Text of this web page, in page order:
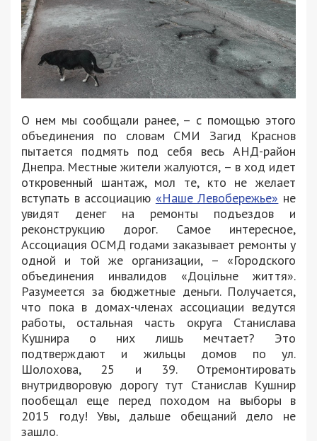
О нем мы сообщали ранее, – с помощью этого
объединения по словам СМИ Загид Краснов
пытается подмять под себя весь АНД-район
Днепра. Местные жители жалуются, – в ход идет
откровенный шантаж, мол те, кто не желает
вступать в ассоциацию «Наше Левобережье» не
увидят денег на ремонты подъездов и
реконструкцию дорог. Самое интересное,
Ассоциация ОСМД годами заказывает ремонты у
одной и той же организации, – «Городского
объединения инвалидов «Доцільне життя».
Разумеется за бюджетные деньги. Получается,
что пока в домах-членах ассоциации ведутся
работы, остальная часть округа Станислава
Кушнира о них лишь мечтает? Это
подтверждают и жильцы домов по ул.
Шолохова, 25 и 39. Отремонтировать
внутридворовую дорогу тут Станислав Кушнир
пообещал еще перед походом на выборы в
2015 году! Увы, дальше обещаний дело не
зашло.